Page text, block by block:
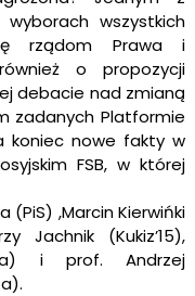
wszystkich
rządom Prawa i
o propozycji
debacie nad zmianą
zadanych Platformie
koniec nowe fakty w
FSB, w której
(PiS) ,Marcin Kierwińki
Jachnik (Kukiz’15),
i prof. Andrzej